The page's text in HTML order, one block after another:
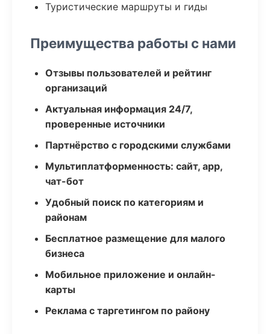
Туристические маршруты и гиды
Преимущества работы с нами
Отзывы пользователей и рейтинг
организаций
Актуальная информация 24/7,
проверенные источники
Партнёрство с городскими службами
Мультиплатформенность: сайт, app,
чат-бот
Удобный поиск по категориям и
районам
Бесплатное размещение для малого
бизнеса
Мобильное приложение и онлайн-
карты
Реклама с таргетингом по району